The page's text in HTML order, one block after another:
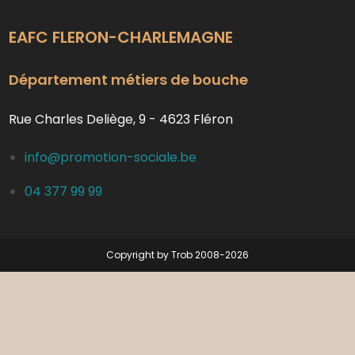
EAFC FLERON-CHARLEMAGNE
Département métiers de bouche
Rue Charles Deliège, 9 - 4623 Fléron
info@promotion-sociale.be
04 377 99 99
Copyright by Trob 2008-2026